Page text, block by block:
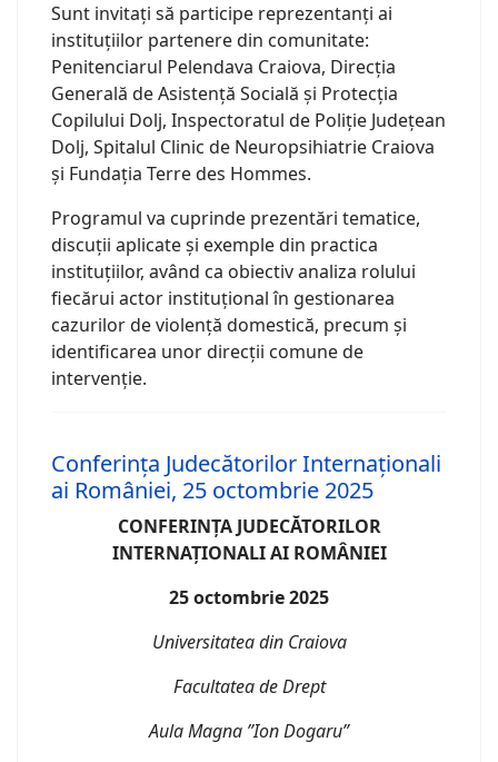
Sunt invitați să participe reprezentanți ai
instituțiilor partenere din comunitate:
Penitenciarul Pelendava Craiova, Direcția
Generală de Asistență Socială și Protecția
Copilului Dolj, Inspectoratul de Poliție Județean
Dolj, Spitalul Clinic de Neuropsihiatrie Craiova
și Fundația Terre des Hommes.
Programul va cuprinde prezentări tematice,
discuții aplicate și exemple din practica
instituțiilor, având ca obiectiv analiza rolului
fiecărui actor instituțional în gestionarea
cazurilor de violență domestică, precum și
identificarea unor direcții comune de
intervenție.
Conferința Judecătorilor Internaționali
ai României, 25 octombrie 2025
CONFERINȚA JUDECĂTORILOR
INTERNAȚIONALI AI ROMÂNIEI
25 octombrie 2025
Universitatea din Craiova
Facultatea de Drept
Aula Magna ”Ion Dogaru”